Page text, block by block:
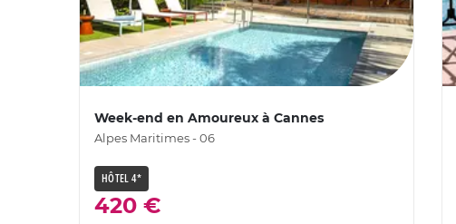
Week-end en Amoureux à Cannes
Alpes Maritimes - 06
HÔTEL 4*
420 €